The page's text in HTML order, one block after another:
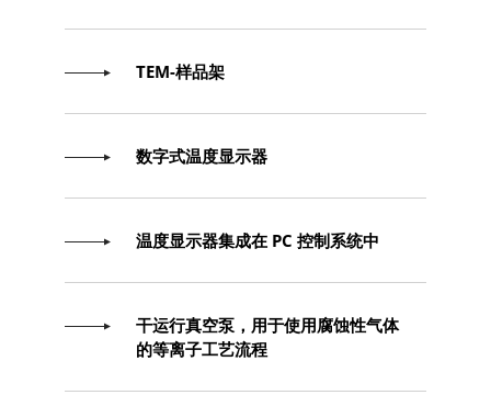
TEM-样品架
数字式温度显示器
温度显示器集成在 PC 控制系统中
干运行真空泵，用于使用腐蚀性气体
的等离子工艺流程